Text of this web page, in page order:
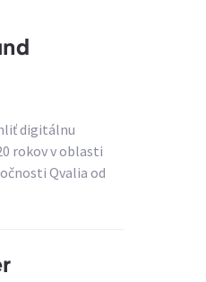
digitálnu
rokov v oblasti
Qvalia od